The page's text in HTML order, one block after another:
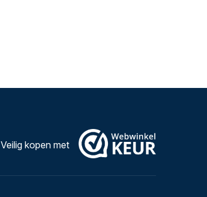
Veilig kopen met